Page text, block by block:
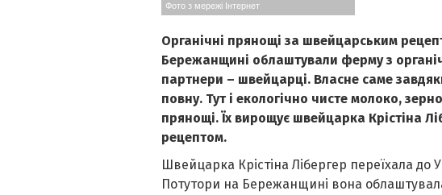
Фото з мережі Інтернет
Органічні прянощі за швейцарським
Бережанщині облаштували ферму з
партнери – швейцарці. Власне саме
повну. Тут і екологічно чисте молоко,
прянощі. Їх вирощує швейцарка Крістіна
рецептом.
Швейцарка Крістіна Лібергер переїхала до
Потутори на Бережанщині вона